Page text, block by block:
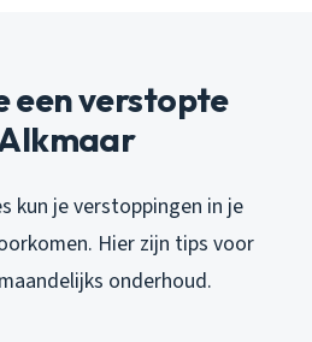
een verstopte
kun je verstoppingen in je
Hier zijn tips voor
onderhoud.